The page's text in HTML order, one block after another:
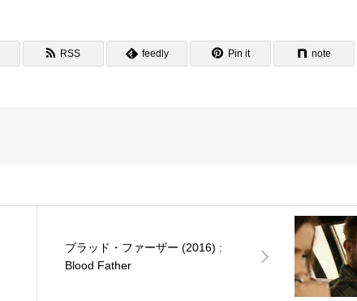
RSS feedly Pin it note
ブラッド・ファーザー (2016) :
Blood Father